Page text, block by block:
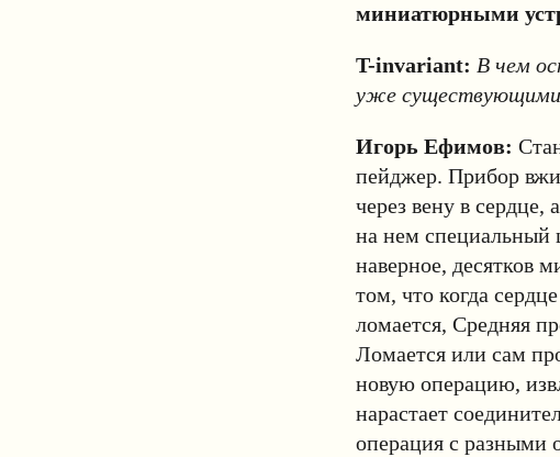
миниатюрными
T-invariant: В чем
уже
Игорь Ефимов:
пейджер. Прибор
через вену в
на нем специальный
наверное, десятков
том, что когда
ломается, Средняя
Ломается или сам
новую операцию,
нарастает
операция с разными